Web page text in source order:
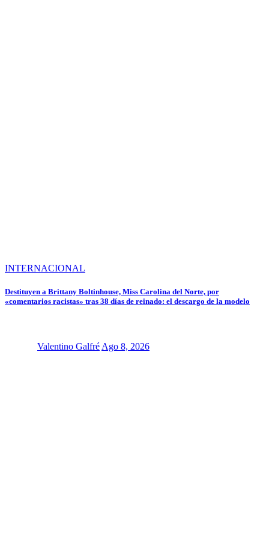
INTERNACIONAL
Destituyen a Brittany Boltinhouse, Miss Carolina del Norte, por
«comentarios racistas» tras 38 días de reinado: el descargo de la modelo
Valentino GalfréAgo 8, 2026